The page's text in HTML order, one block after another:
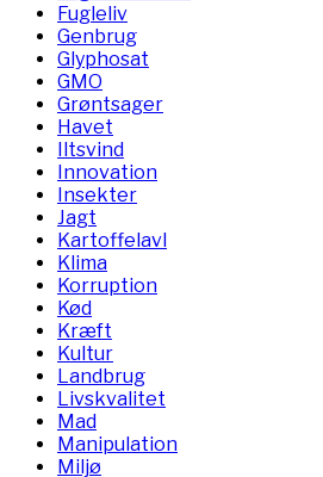
Fugleliv
Genbrug
Glyphosat
GMO
Grøntsager
Havet
Iltsvind
Innovation
Insekter
Jagt
Kartoffelavl
Klima
Korruption
Kød
Kræft
Kultur
Landbrug
Livskvalitet
Mad
Manipulation
Miljø